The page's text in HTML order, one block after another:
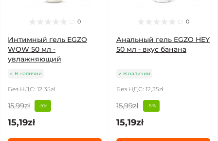
0
Интимный гель EGZO
WOW 50 мл -
увлажняющий
В наличии
Без НДС: 12,35zł
15,99zł -5%
15,19zł
0
Анальный гель EGZO HEY
50 мл - вкус банана
В наличии
Без НДС: 12,35zł
15,99zł -5%
15,19zł